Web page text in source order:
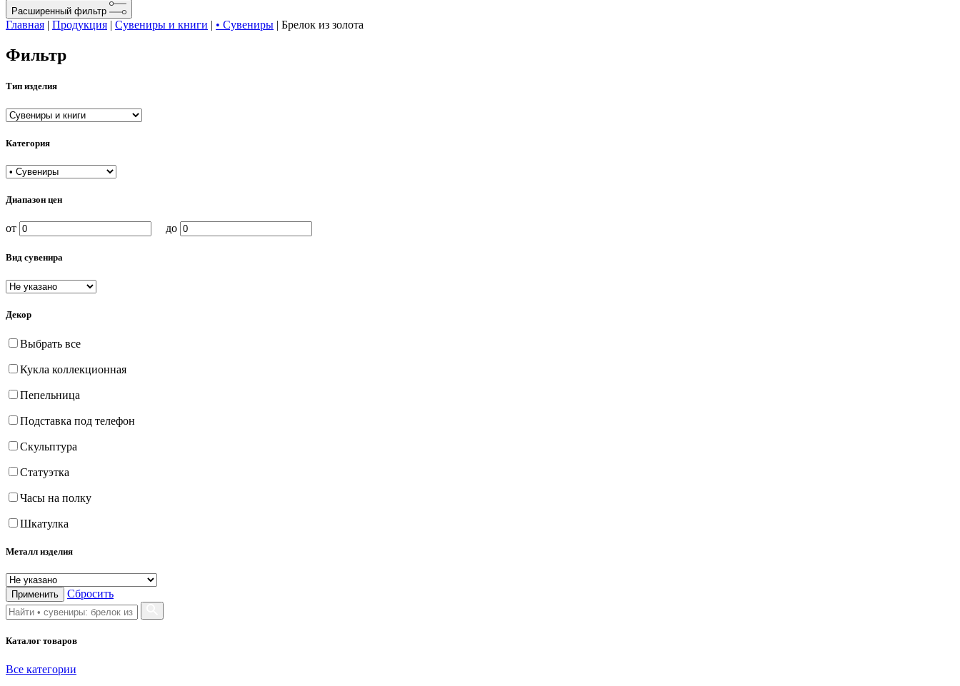
Расширенный фильтр
Главная | Продукция | Сувениры и книги | • Сувениры | Брелок из золота
Фильтр
Тип изделия
Категория
Диапазон цен
от до
Вид сувенира
Декор
Выбрать все
Кукла коллекционная
Пепельница
Подставка под телефон
Скульптура
Статуэтка
Часы на полку
Шкатулка
Металл изделия
Применить Сбросить
Каталог товаров
Все категории